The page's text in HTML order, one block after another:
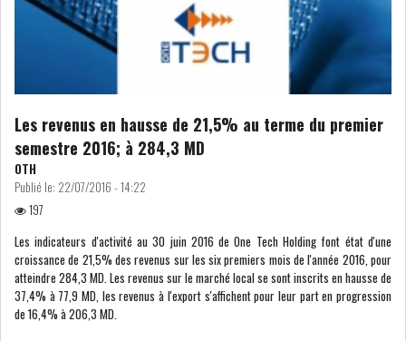
L’ATB RENFORCE SON
ENGAGEMENT AUPRÈS DES...
OFFICE PLAST : UNE LEVÉE DE
FONDS AU SER...
ENNAKL LÈVE 60 MD SUR LE
MARCHÉ OBLIGATA...
Les revenus en hausse de 21,5% au terme du premier
semestre 2016; à 284,3 MD
OTH
Publié le: 22/07/2016 - 14:22
197
Les indicateurs d'activité au 30 juin 2016 de One Tech Holding font état d'une
croissance de 21,5% des revenus sur les six premiers mois de l'année 2016, pour
atteindre 284,3 MD. Les revenus sur le marché local se sont inscrits en hausse de
37,4% à 77,9 MD, les revenus à l'export s'affichent pour leur part en progression
de 16,4% à 206,3 MD.